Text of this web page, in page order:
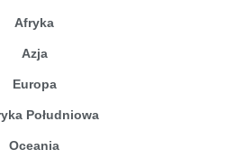
Afryka
Azja
Europa
Południowa
Oceania